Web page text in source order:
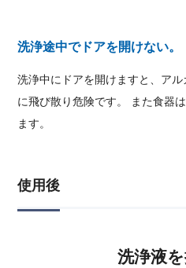
洗浄途中でドアを開けない。
洗浄中にドアを開けますと、ア
に飛び散り危険です。 また食器
ます。
使用後
洗浄液